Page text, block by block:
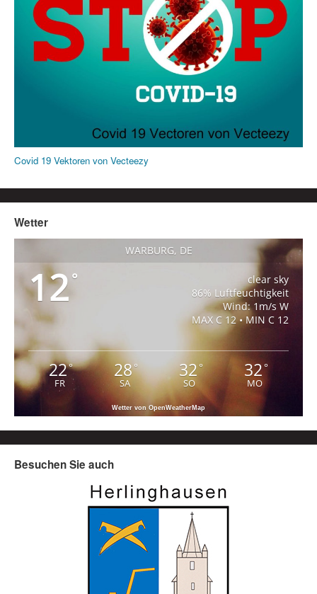
Covid 19 Vektoren von Vecteezy
Wetter
WARBURG, DE
12°
clear sky
86% Luftfeuchtigkeit
Wind: 1m/s W
MAX C 12 • MIN C 12
22°
FR
28°
SA
32°
SO
32°
MO
Wetter von OpenWeatherMap
Besuchen Sie auch